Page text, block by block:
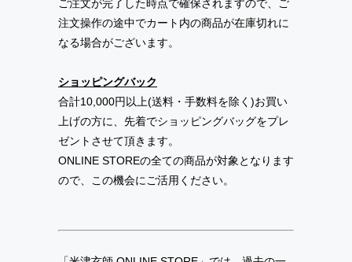
ご注文が完了した時点で確保されますので、ご
注文操作の途中でカート内の商品が在庫切れに
なる場合がございます。
ショッピングバック
合計10,000円以上(送料・手数料を除く)お買い
上げの方に、先着でショッピングバッグをプレ
ゼントさせて頂きます。
ONLINE STOREの全ての商品が対象となります
ので、この機会にご活用ください。